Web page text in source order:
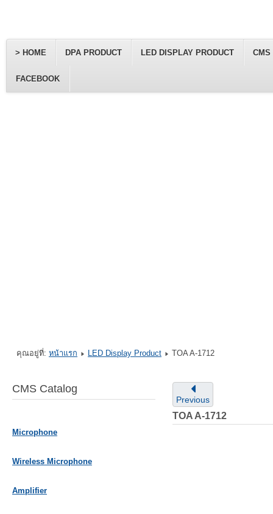
> HOME DPA PRODUCT LED DISPLAY PRODUCT CMS
FACEBOOK
คุณอยู่ที่: หน้าแรก LED Display Product TOA A-1712
CMS Catalog
Microphone
Wireless Microphone
Amplifier
Previous
TOA A-1712